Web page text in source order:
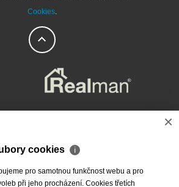
Cookies.
×
cookies ℹ
pro samotnou funkčnost webu a pro
při jeho procházení. Cookies třetích